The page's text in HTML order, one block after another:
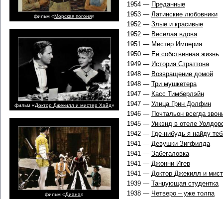
фильм «Морская погоня»
фильм «Доктор Джекилл и мистер Хайд»
фильм «Диана»
1954 — Преданные
1953 — Латинские любовники
1952 — Злые и красивые
1952 — Веселая вдова
1951 — Мистер Империя
1950 — Её собственная жизнь
1949 — История Страттона
1948 — Возвращение домой
1948 — Три мушкетера
1947 — Касс Тимберлэйн
1947 — Улица Грин Долфин
1946 — Почтальон всегда
1945 — Уикэнд в отеле
1942 — Где-нибудь я найду
1941 — Девушки Зигфилда
1941 — Забегаловка
1941 — Джонни Игер
1941 — Доктор Джекилл и
1939 — Танцующая студентка
1938 — Четверо – уже толпа